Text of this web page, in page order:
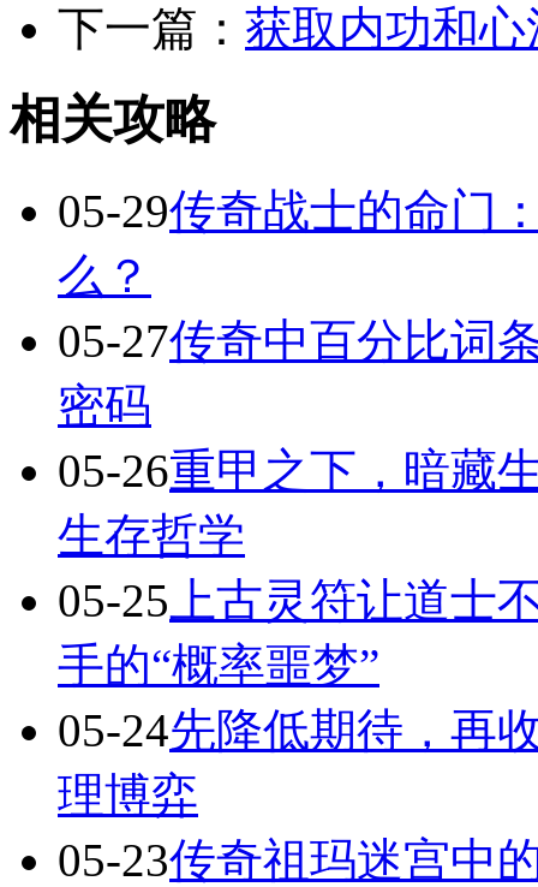
下一篇： 获取内功和
相关攻略
05-29传奇战士的命门
么？
05-27传奇中百分比词
密码
05-26重甲之下，暗藏
生存哲学
05-25 上古灵符让道士
手的“概率噩梦”
05-24先降低期待，再
理博弈
05-23传奇祖玛迷宫中